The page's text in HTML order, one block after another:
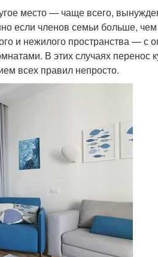
место — чаще всего,
если членов семьи больше,
и нежилого пространства — с
В этих случаях перенос
всех правил непросто.